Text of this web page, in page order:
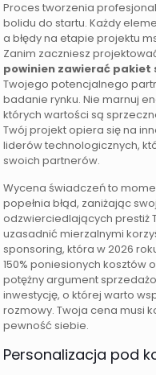
Proces tworzenia
bolidu do startu. Każdy
a błędy na etapie projektu
Zanim zaczniesz
powinien zawierać pakiet
Twojego potencjalnego
badanie rynku. Nie marnuj
których wartości są
Twój projekt opiera się na
liderów technologicznych,
swoich partnerów.
Wycena świadczeń to
popełnia błąd, zaniżając
odzwierciedlających prestiż
uzasadnić mierzalnymi
sponsoring, która w 2026
150% poniesionych
potężny argument
inwestycję, o której warto
rozmowy. Twoja cena musi
pewność siebie.
Personalizacja pod